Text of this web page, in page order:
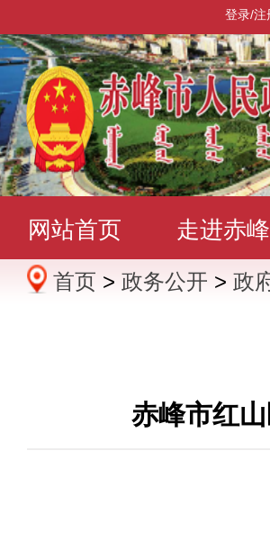
登录/注
网站首页 走进赤峰
办事服务 政民互动
首页 > 政务公开 > 政
赤峰市红